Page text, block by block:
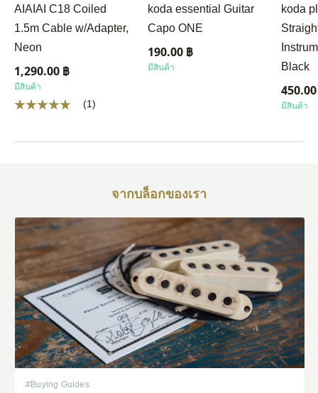
AIAIAI C18 Coiled
1.5m Cable w/Adapter,
Neon
1,290.00 ฿
มีสินค้า
(1)
koda essential Guitar
Capo ONE
190.00 ฿
มีสินค้า
koda
Black
มีสินค้า
จากบล็อกของเรา
#Buying Guides